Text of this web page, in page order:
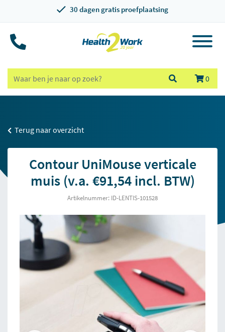
30 dagen gratis proefplaatsing
0
Terug naar overzicht
Contour UniMouse verticale
muis (v.a. €91,54 incl. BTW)
Artikelnummer: ID-LENTIS-101528